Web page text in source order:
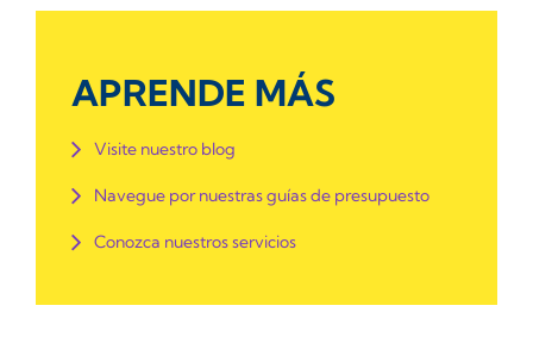
APRENDE MÁS
Visite nuestro blog
Navegue por nuestras guías de presupuesto
Conozca nuestros servicios